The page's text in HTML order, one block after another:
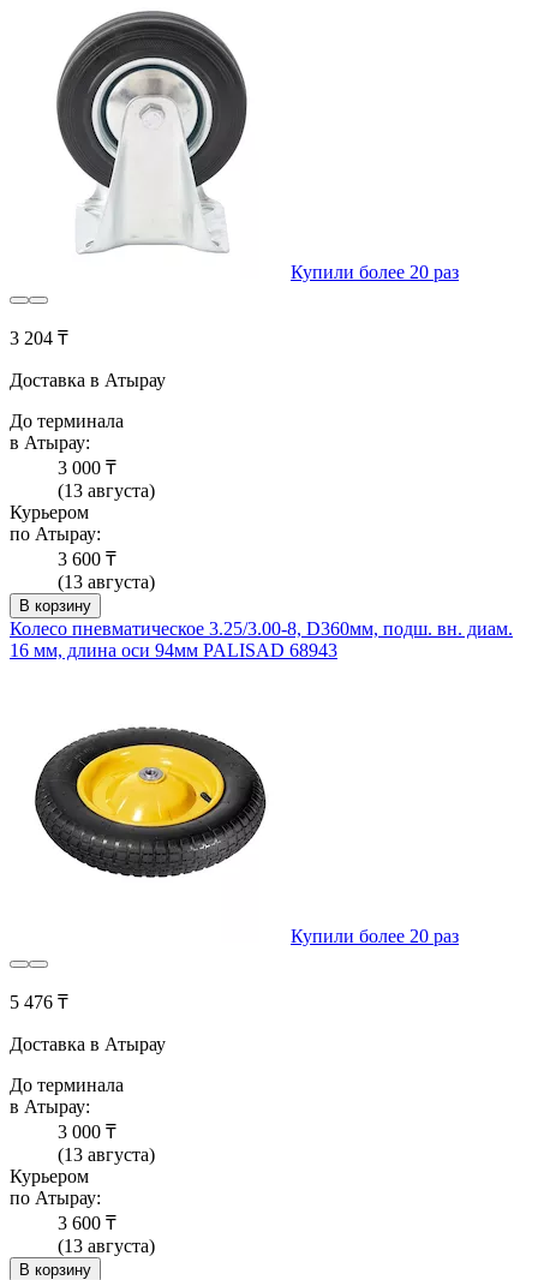
Купили более 20 раз
3 204 ₸
Доставка в Атырау
До терминала
в Атырау:
3 000 ₸
(13 августа)
Курьером
по Атырау:
3 600 ₸
(13 августа)
В корзину
Колесо пневматическое 3.25/3.00-8, D360мм, подш. вн. диам.
16 мм, длина оси 94мм PALISAD 68943
Купили более 20 раз
5 476 ₸
Доставка в Атырау
До терминала
в Атырау:
3 000 ₸
(13 августа)
Курьером
по Атырау:
3 600 ₸
(13 августа)
В корзину